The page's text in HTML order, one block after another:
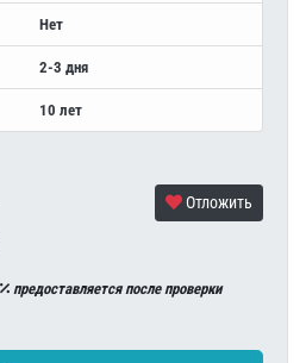
Нет
2-3 дня
10 лет
Отложить
предоставляется после проверки